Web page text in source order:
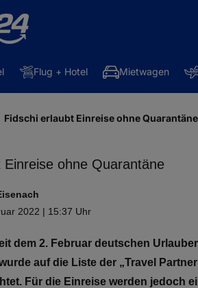
Flug + Hotel Mietwagen
Fidschi erlaubt Einreise ohne Quarantäne
Einreise ohne Quarantäne
2022 | 15:37 Uhr
dem 2. Februar deutschen
auf die Liste der „Travel
Für die Einreise werden jedoch